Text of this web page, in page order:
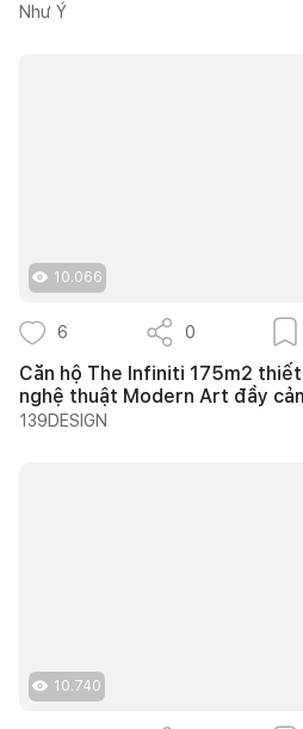
Như Ý
10.066
6 0
Căn hộ The Infiniti 175m2
nghệ thuật Modern Art đầy
139DESIGN
10.740